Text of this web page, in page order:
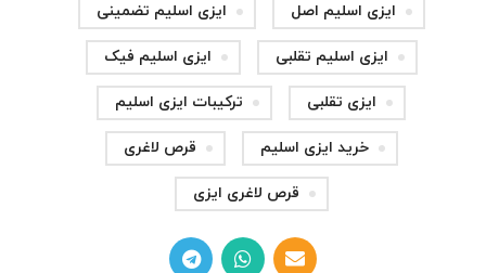
ایزی اسلیم اصل ایزی اسلیم تضمینی
ایزی اسلیم تقلبی ایزی اسلیم فیک
ایزی تقلبی ترکیبات ایزی اسلیم
خرید ایزی اسلیم قرص لاغری
قرص لاغری ایزی